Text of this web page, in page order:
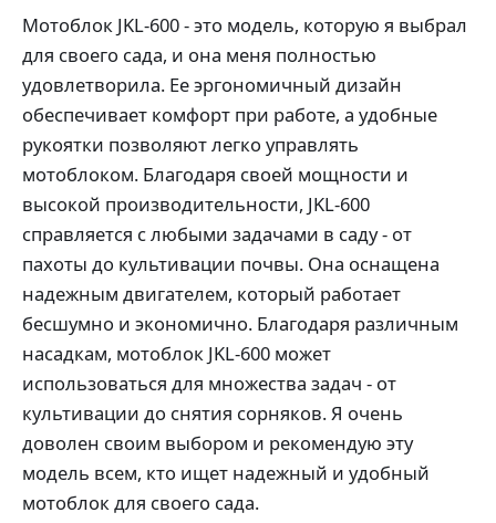
Мотоблок JKL-600 - это модель, которую я выбрал
для своего сада, и она меня полностью
удовлетворила. Ее эргономичный дизайн
обеспечивает комфорт при работе, а удобные
рукоятки позволяют легко управлять
мотоблоком. Благодаря своей мощности и
высокой производительности, JKL-600
справляется с любыми задачами в саду - от
пахоты до культивации почвы. Она оснащена
надежным двигателем, который работает
бесшумно и экономично. Благодаря различным
насадкам, мотоблок JKL-600 может
использоваться для множества задач - от
культивации до снятия сорняков. Я очень
доволен своим выбором и рекомендую эту
модель всем, кто ищет надежный и удобный
мотоблок для своего сада.